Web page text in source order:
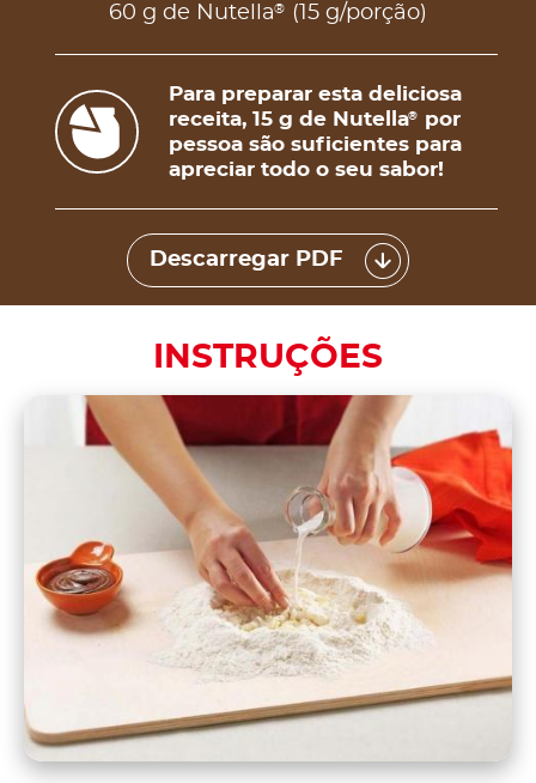
60 g de Nutella® (15 g/porção)
Para preparar esta deliciosa
receita, 15 g de Nutella®
por
pessoa são suficientes para
apreciar todo o seu sabor!
Descarregar PDF
INSTRUÇÕES